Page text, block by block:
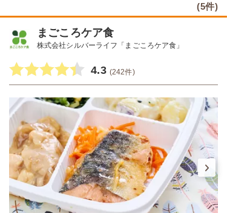
(5件)
まごころケア食
株式会社シルバーライフ「まごころケア食」
4.3 (242件)